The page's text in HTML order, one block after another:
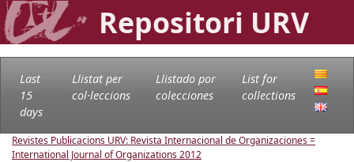
Repositori URV
Last
15
days
Llistat per
col·leccions
Llistado por
colecciones
List for
collections
Revistes Publicacions URV: Revista Internacional de Organizaciones =
International Journal of Organizations2012